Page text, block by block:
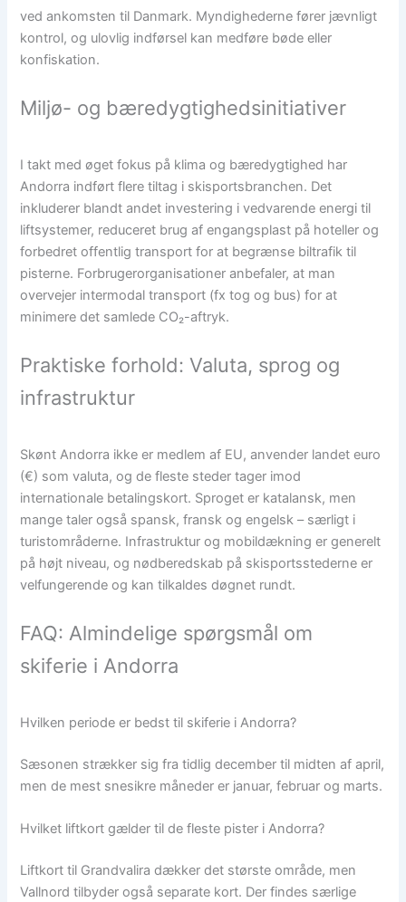
ved ankomsten til Danmark. Myndighederne fører jævnligt
kontrol, og ulovlig indførsel kan medføre bøde eller
konfiskation.
Miljø- og bæredygtighedsinitiativer
I takt med øget fokus på klima og bæredygtighed har
Andorra indført flere tiltag i skisportsbranchen. Det
inkluderer blandt andet investering i vedvarende energi til
liftsystemer, reduceret brug af engangsplast på hoteller og
forbedret offentlig transport for at begrænse biltrafik til
pisterne. Forbrugerorganisationer anbefaler, at man
overvejer intermodal transport (fx tog og bus) for at
minimere det samlede CO₂-aftryk.
Praktiske forhold: Valuta, sprog og
infrastruktur
Skønt Andorra ikke er medlem af EU, anvender landet euro
(€) som valuta, og de fleste steder tager imod
internationale betalingskort. Sproget er katalansk, men
mange taler også spansk, fransk og engelsk – særligt i
turistområderne. Infrastruktur og mobildækning er generelt
på højt niveau, og nødberedskab på skisportsstederne er
velfungerende og kan tilkaldes døgnet rundt.
FAQ: Almindelige spørgsmål om
skiferie i Andorra
Hvilken periode er bedst til skiferie i Andorra?
Sæsonen strækker sig fra tidlig december til midten af april,
men de mest snesikre måneder er januar, februar og marts.
Hvilket liftkort gælder til de fleste pister i Andorra?
Liftkort til Grandvalira dækker det største område, men
Vallnord tilbyder også separate kort. Der findes særlige